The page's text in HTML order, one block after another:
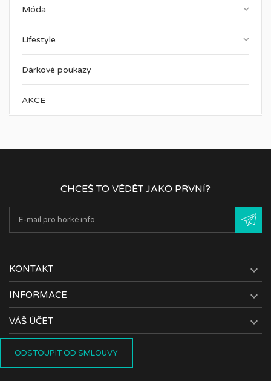
Móda keyboard_arrow_down
Lifestyle keyboard_arrow_down
Dárkové poukazy
AKCE
CHCEŠ TO VĚDĚT JAKO PRVNÍ?
KONTAKT 
INFORMACE 
VÁŠ ÚČET 
ODSTOUPIT OD SMLOUVY